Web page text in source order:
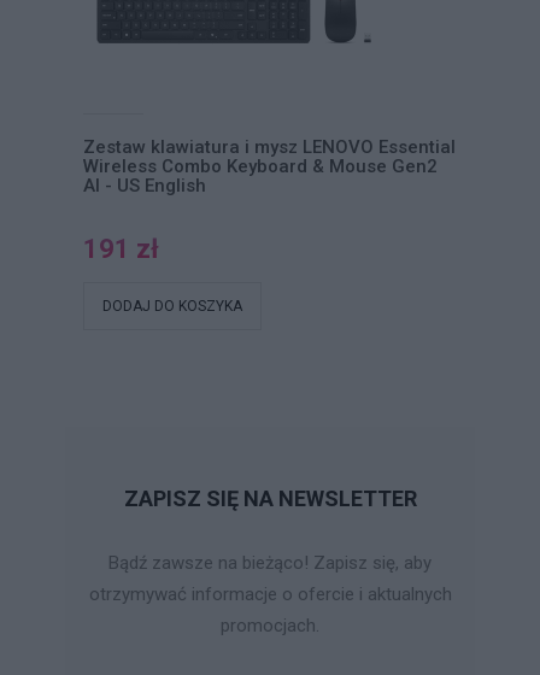
Zestaw klawiatura i mysz LENOVO Essential
Wireless Combo Keyboard & Mouse Gen2
AI - US English
191 zł
DODAJ DO KOSZYKA
ZAPISZ SIĘ NA NEWSLETTER
Bądź zawsze na bieżąco! Zapisz się, aby
otrzymywać informacje o ofercie i aktualnych
promocjach.